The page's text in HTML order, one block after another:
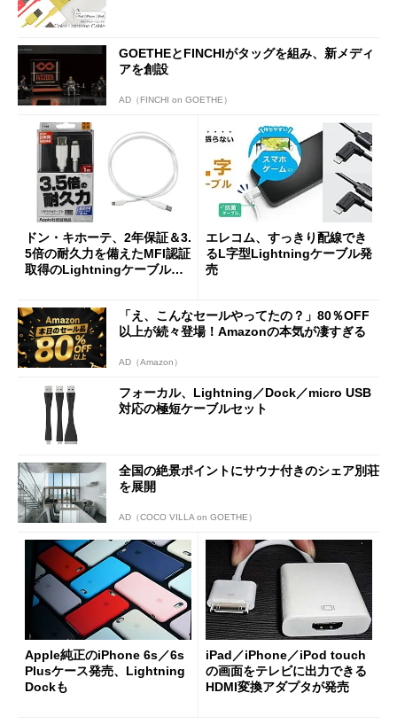
GOETHEとFINCHIがタッグを組み、新メディ
アを創設
AD（FINCHI on GOETHE）
ドン・キホーテ、2年保証＆3.
5倍の耐久力を備えたMFI認証
取得のLightningケーブルを
エレコム、すっきり配線でき
るL字型Lightningケーブル発
売
「え、こんなセールやってたの？」80％OFF
以上が続々登場！Amazonの本気が凄すぎる
AD（Amazon）
フォーカル、Lightning／Dock／micro USB
対応の極短ケーブルセット
全国の絶景ポイントにサウナ付きのシェア別荘
を展開
AD（COCO VILLA on GOETHE）
Apple純正のiPhone 6s／6s
Plusケース発売、Lightning
Dockも
iPad／iPhone／iPod touch
の画面をテレビに出力できる
HDMI変換アダプタが発売